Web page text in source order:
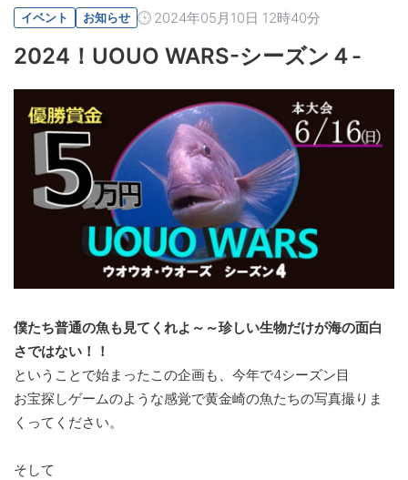
イベント お知らせ 2024年05月10日 12時40分
2024！UOUO WARS-シーズン４-
僕たち普通の魚も見てくれよ～～珍しい生物だけが海の面白
さではない！！
ということで始まったこの企画も、今年で4シーズン目
お宝探しゲームのような感覚で黄金崎の魚たちの写真撮りま
くってください。
そして